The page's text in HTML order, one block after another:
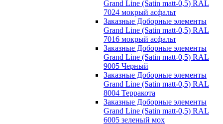
Grand Line (Satin matt-0,5) RAL
7024 мокрый асфальт
Заказные Доборные элементы
Grand Line (Satin matt-0,5) RAL
7016 мокрый асфальт
Заказные Доборные элементы
Grand Line (Satin matt-0,5) RAL
9005 Черный
Заказные Доборные элементы
Grand Line (Satin matt-0,5) RAL
8004 Терракота
Заказные Доборные элементы
Grand Line (Satin matt-0,5) RAL
6005 зеленый мох